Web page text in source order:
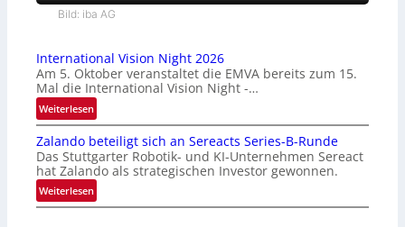
Bild: iba AG
International Vision Night 2026
Am 5. Oktober veranstaltet die EMVA bereits zum 15.
Mal die International Vision Night -…
Weiterlesen:
I
n
t
e
r
n
Zalando beteiligt sich an Sereacts Series-B-Runde
Das Stuttgarter Robotik- und KI-Unternehmen Sereact
hat Zalando als strategischen Investor gewonnen.
Weiterlesen:
Z